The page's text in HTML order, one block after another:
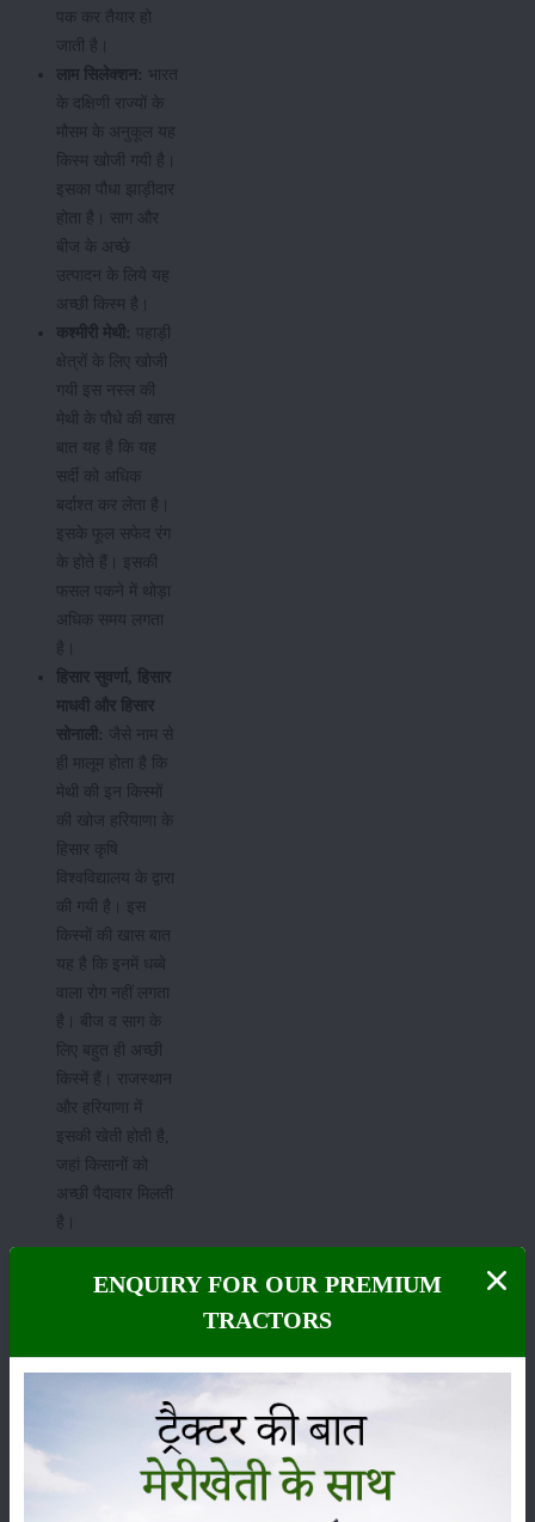
पक कर तैयार हो
जाती है।
लाम सिलेक्शन:
भारत
के दक्षिणी राज्यों के
मौसम के अनुकूल यह
किस्म खोजी गयी है।
इसका पौधा झाड़ीदार
होता है। साग और
बीज के अच्छे
उत्पादन के लिये यह
अच्छी किस्म है।
कश्मीरी मेथी:
पहाड़ी
क्षेत्रों के लिए खोजी
गयी इस नस्ल की
मेथी के पौधे की खास
बात यह है कि यह
सर्दी को अधिक
बर्दाश्त कर लेता है।
इसके फूल सफेद रंग
के होते हैं। इसकी
फसल पकने में थोड़ा
अधिक समय लगता
है।
हिसार सुवर्णा, हिसार
माधवी और हिसार
सोनाली:
जैसे नाम से
ही मालूम होता है कि
मेथी की इन किस्मों
की खोज हरियाणा के
हिसार कृषि
विश्वविद्यालय के द्वारा
की गयी है। इस
किस्मों की खास बात
यह है कि इनमें धब्बे
वाला रोग नहीं लगता
है। बीज व साग के
लिए बहुत ही अच्छी
किस्में हैं। राजस्थान
और हरियाणा में
इसकी खेती होती है,
जहां किसानों को
अच्छी पैदावार मिलती
है।
भंडारण
ENQUIRY FOR OUR PREMIUM
TRACTORS